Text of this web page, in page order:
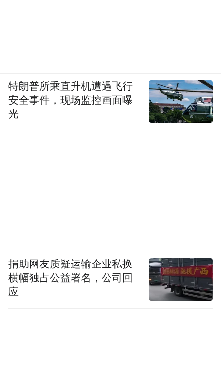
特朗普所乘直升机遭遇飞行
安全事件，现场监控画面曝
光
捐助网友质疑运输企业私换
横幅独占公益署名，公司回
应